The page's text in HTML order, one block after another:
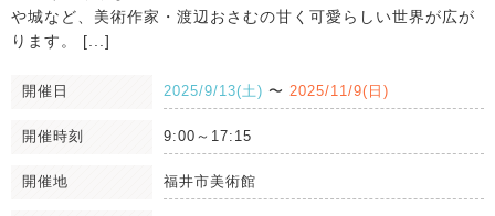
や城など、美術作家・渡辺おさむの甘く可愛らしい世界が広が
ります。 [...]
開催日 2025/9/13(土) 〜 2025/11/9(日)
開催時刻 9:00～17:15
開催地 福井市美術館